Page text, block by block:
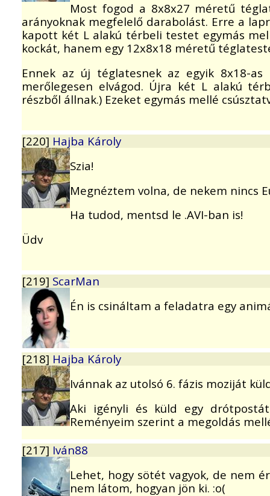
Most fogod a 8x8x27 méretű
arányoknak megfelelő darabolást. Erre a
kapott két L alakú térbeli testet egymás
kockát, hanem egy 12x8x18 méretű
Ennek az új téglatesnek az egyik 8x18-
merőlegesen elvágod. Újra két L alakú
részből állnak.) Ezeket egymás mellé
[220] Hajba Károly
Szia!
Megnéztem volna, de nekem nincs
Ha tudod, mentsd le .AVI-ban is!
Üdv
[219] ScarMan
Én is csináltam a feladatra egy
[218] Hajba Károly
Ivánnak az utolsó 6. fázis moziját
Aki igényli és küld egy
Reményeim szerint a megoldás
[217] Iván88
Lehet, hogy sötét vagyok, de nem
nem látom, hogyan jön ki. :o(